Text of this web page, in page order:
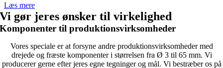
Læs mere
Vi gør jeres ønsker til virkelighed
Komponenter til produktionsvirksomheder
Vores speciale er at forsyne andre produktionsvirksomheder med
drejede og fræste komponenter i størrelsen fra Ø 3 til 65 mm. Vi
producerer gerne efter jeres egne tegninger og mål. Vi bestræber os på